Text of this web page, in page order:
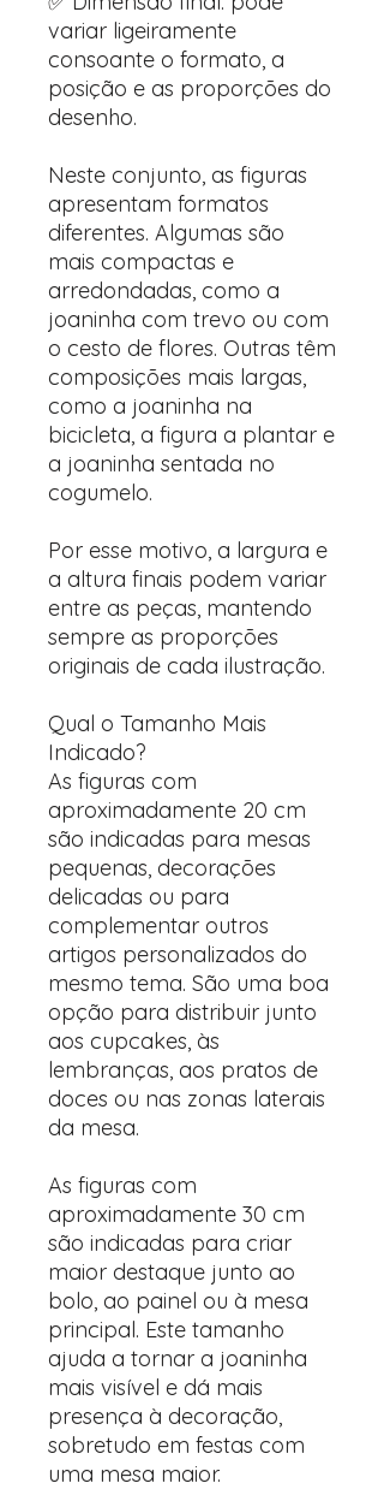
variar ligeiramente
consoante o formato, a
posição e as proporções do
desenho.
Neste conjunto, as figuras
apresentam formatos
diferentes. Algumas são
mais compactas e
arredondadas, como a
joaninha com trevo ou com
o cesto de flores. Outras têm
composições mais largas,
como a joaninha na
bicicleta, a figura a plantar e
a joaninha sentada no
cogumelo.
Por esse motivo, a largura e
a altura finais podem variar
entre as peças, mantendo
sempre as proporções
originais de cada ilustração.
Qual o Tamanho Mais
Indicado?
As figuras com
aproximadamente 20 cm
são indicadas para mesas
pequenas, decorações
delicadas ou para
complementar outros
artigos personalizados do
mesmo tema. São uma boa
opção para distribuir junto
aos cupcakes, às
lembranças, aos pratos de
doces ou nas zonas laterais
da mesa.
As figuras com
aproximadamente 30 cm
são indicadas para criar
maior destaque junto ao
bolo, ao painel ou à mesa
principal. Este tamanho
ajuda a tornar a joaninha
mais visível e dá mais
presença à decoração,
sobretudo em festas com
uma mesa maior.